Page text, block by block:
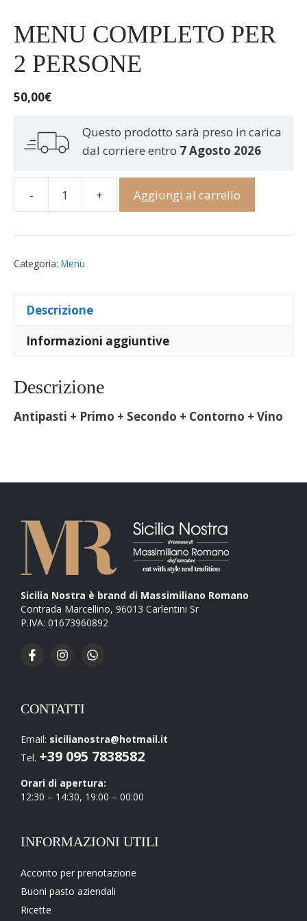
MENU COMPLETO PER
2 PERSONE
50,00€
Questo prodotto sarà preso in carica
dal corriere entro 7 Agosto 2026
-
Menu
per
+ Aggiungi al carrello
Categoria: Menu
Descrizione
Informazioni aggiuntive
Descrizione
Antipasti + Primo + Secondo + Contorno + Vino
Sicilia Nostra è brand di Massimiliano Romano
Contrada Marcellino, 96013 Carlentini Sr
P.IVA: 01673960892
CONTATTI
Email: sicilianostra@hotmail.it
Tel. +39 095 7838582
Orari di apertura:
12:30 – 14:30, 19:00 – 00:00
INFORMAZIONI UTILI
Acconto per prenotazione
Buoni pasto aziendali
Ricette